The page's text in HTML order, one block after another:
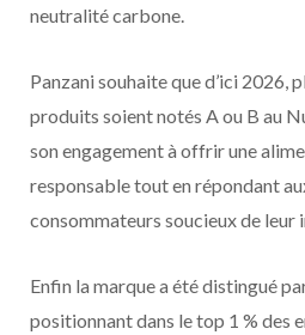
neutralité carbone.
Panzani souhaite que d’ici 2026,
produits soient notés A ou B au
son engagement à offrir une
responsable tout en répondant
consommateurs soucieux de
Enfin la marque a été distingué
positionnant dans le top 1 % des